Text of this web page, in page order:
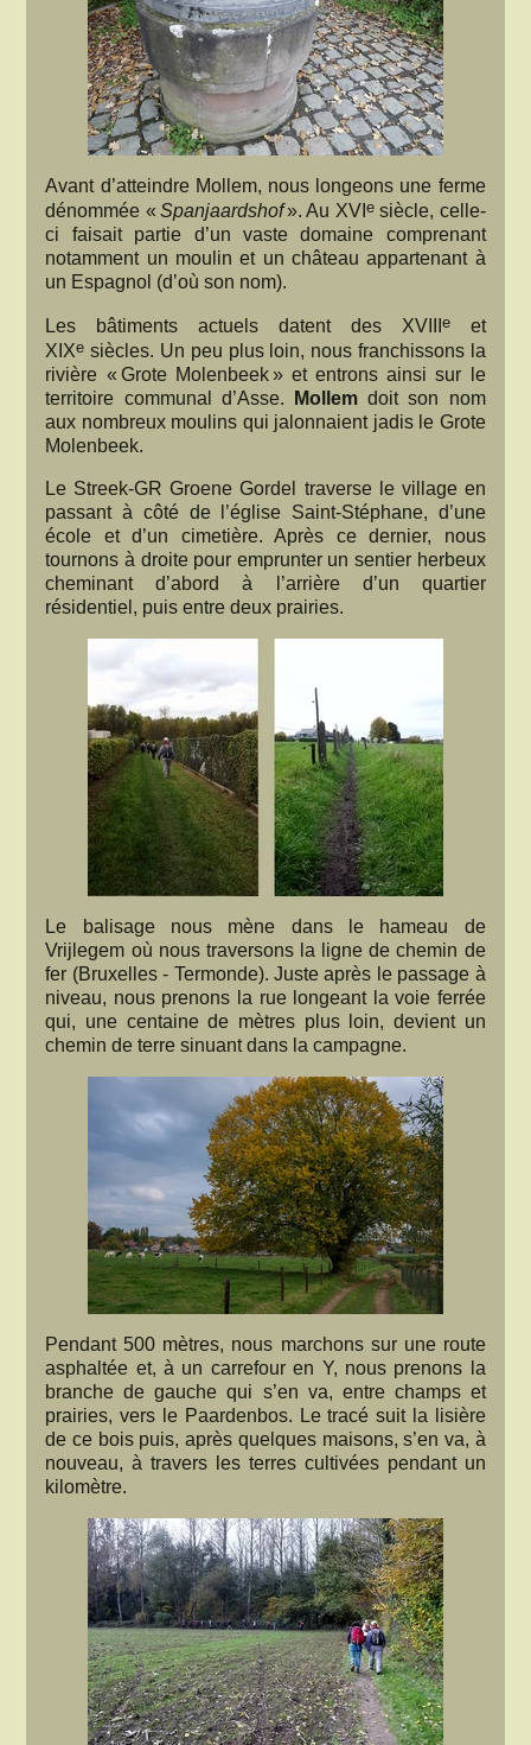
Avant d’atteindre Mollem, nous longeons une ferme
dénommée « Spanjaardshof». Au XVI esiècle, celle-
ci faisait partie d’un vaste domaine comprenant
notamment un moulin et un château appartenant à
un Espagnol (d’où son nom).
Les bâtiments actuels datent des XVIII eet
XIXe siècles. Un peu plus loin, nous franchissons la
rivière « Grote Molenbeek » et entrons ainsi sur le
territoire communal d’Asse.
Mollem doit son nom
aux nombreux moulins qui jalonnaient jadis le Grote
Molenbeek.
Le Streek-GR Groene Gordel traverse le village en
passant à côté de l’église Saint-Stéphane, d’une
école et d’un cimetière. Après ce dernier, nous
tournons à droite pour emprunter un sentier herbeux
cheminant d’abord à l’arrière d’un quartier
résidentiel, puis entre deux prairies.
Le balisage nous mène dans le hameau de
Vrijlegem où nous traversons la ligne de chemin de
fer (Bruxelles - Termonde). Juste après le passage à
niveau, nous prenons la rue longeant la voie ferrée
qui, une centaine de mètres plus loin, devient un
chemin de terre sinuant dans la campagne.
Pendant 500 mètres, nous marchons sur une route
asphaltée et, à un carrefour en Y, nous prenons la
branche de gauche qui s’en va, entre champs et
prairies, vers le Paardenbos. Le tracé suit la lisière
de ce bois puis, après quelques maisons, s’en va, à
nouveau, à travers les terres cultivées pendant un
kilomètre.